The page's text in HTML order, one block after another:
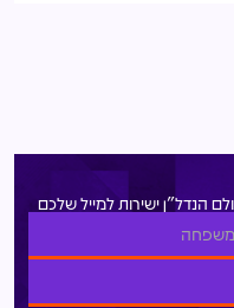
הנדל"ן ישירות למייל שלכם